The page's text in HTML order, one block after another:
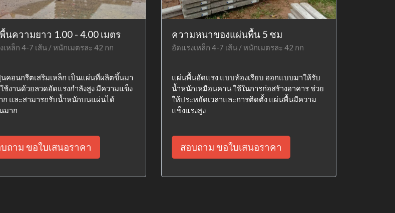
นความยาว 1.00 - 4.00 เมตร
เหล็ก 4-7 เส้น / หนักเมตรละ 42 กก
คอนกรีตเสริมเหล็ก เป็นแผ่นที่ผลิตขึ้นมา
ช้งานด้วยลวดอัดแรงกำลังสูง มีความแข็ง
ก และสามารถรับน้ำหนักบนแผ่นได้
มาก
ถาม ขอใบเสนอราคา
ความหนาของแผ่นพื้น 5 ซม
อัดแรงเหล็ก 4-7 เส้น / หนักเมตรละ 42 กก
แผ่นพื้นอัดแรง แบบท้องเรียบ ออกแบบมาให้รับ
น้ำหนักเหมือนคาน ใช้ในการก่อสร้างอาคาร ช่วย
ให้ประหยัดเวลาและการติดตั้ง แผ่นพื้นมีความ
แข็งแรงสูง
สอบถาม ขอใบเสนอราคา